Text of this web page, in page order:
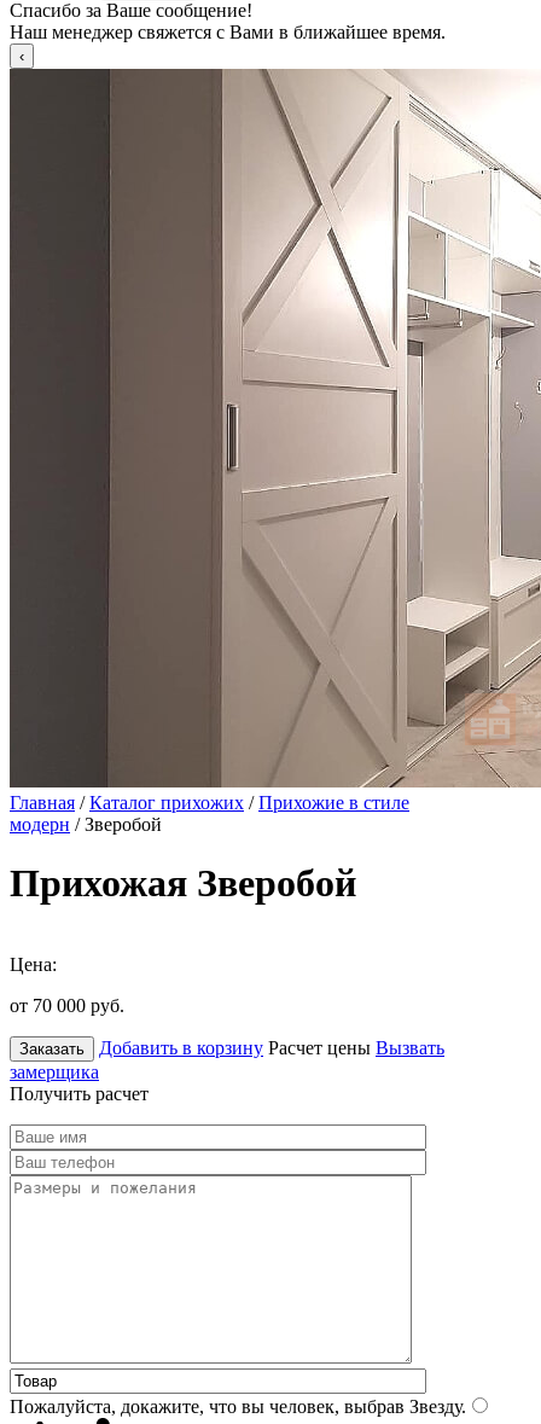
Спасибо за Ваше сообщение!
Наш менеджер свяжется с Вами в ближайшее время.
Главная /Каталог прихожих /Прихожие в стиле
модерн / Зверобой
Прихожая Зверобой
Цена:
от 70 000 руб.
Заказать Добавить в корзину Расчет цены Вызвать
замерщика
Получить расчет
Пожалуйста, докажите, что вы человек, выбрав Звезду.